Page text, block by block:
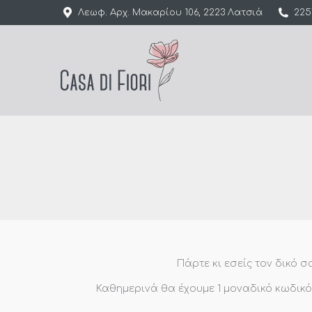
Λεωφ. Αρχ. Μακαρίου 106, 2223 Λατσιά
Πάρτε κι εσείς τον δικό
Καθημερινά θα έχουμε 1 μοναδικό